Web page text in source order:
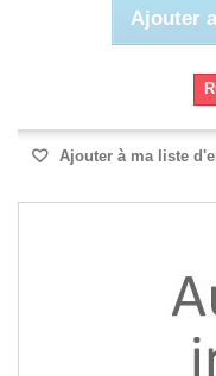
Ajouter
Ajouter à ma liste